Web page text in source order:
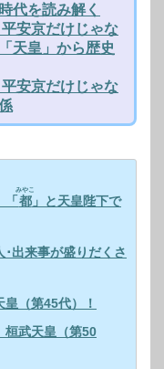
代を読み解く
安京だけじゃな
天皇」から歴史
安京だけじゃな
「都
みやこ
」と天皇陛下で
出来事が盛りだくさ
（第45代）！
桓武天皇（第50